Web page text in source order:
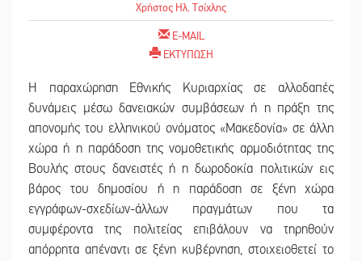
Χρήστος Ηλ. Τσίχλης
E-MAIL
ΕΚΤΥΠΩΣΗ
Η παραχώρηση Εθνικής Κυριαρχίας σε αλλοδαπές
δυνάμεις μέσω δανειακών συμβάσεων ή η πράξη της
απονομής του ελληνικού ονόματος «Μακεδονία» σε άλλη
χώρα ή η παράδοση της νομοθετικής αρμοδιότητας της
Βουλής στους δανειστές ή η δωροδοκία πολιτικών εις
βάρος του δημοσίου ή η παράδοση σε ξένη χώρα
εγγράφων-σχεδίων-άλλων πραγμάτων που τα
συμφέροντα της πολιτείας επιβάλουν να τηρηθούν
απόρρητα απέναντι σε ξένη κυβέρνηση, στοιχειοθετεί το